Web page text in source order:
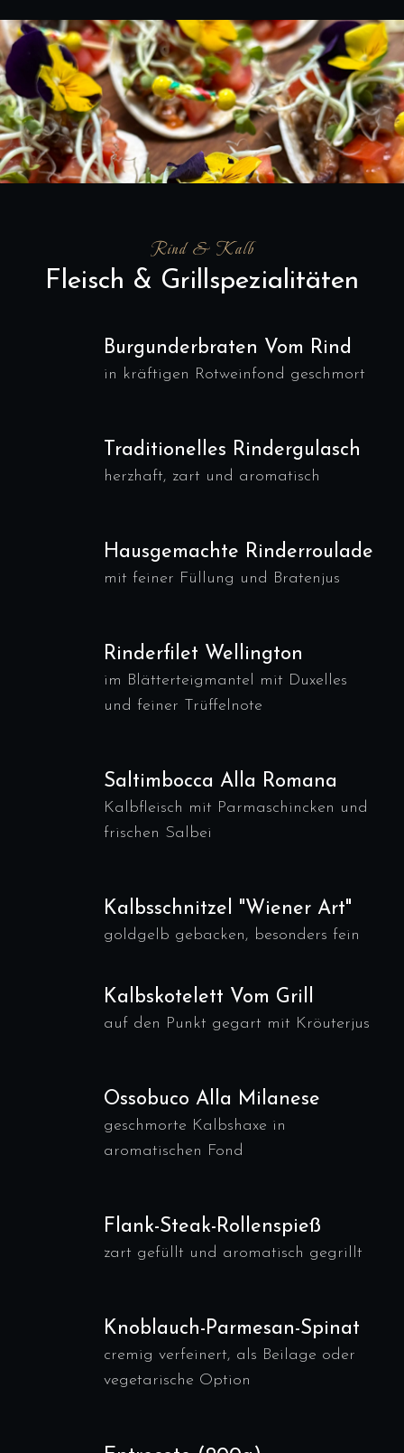
Rind & Kalb
Fleisch & Grillspezialitäten
Burgunderbraten Vom Rind
in kräftigen Rotweinfond geschmort
Traditionelles Rindergulasch
herzhaft, zart und aromatisch
Hausgemachte Rinderroulade
mit feiner Füllung und Bratenjus
Rinderfilet Wellington
im Blätterteigmantel mit Duxelles
und feiner Trüffelnote
Saltimbocca Alla Romana
Kalbfleisch mit Parmaschincken und
frischen Salbei
Kalbsschnitzel "Wiener Art"
goldgelb gebacken, besonders fein
Kalbskotelett Vom Grill
auf den Punkt gegart mit Kröuterjus
Ossobuco Alla Milanese
geschmorte Kalbshaxe in
aromatischen Fond
Flank-Steak-Rollenspieß
zart gefüllt und aromatisch gegrillt
Knoblauch-Parmesan-Spinat
cremig verfeinert, als Beilage oder
vegetarische Option